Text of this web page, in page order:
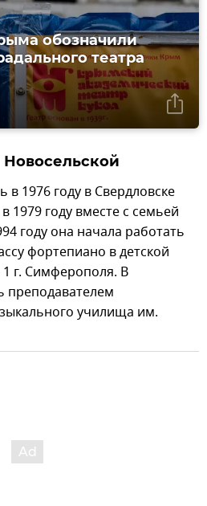
обозначили
театра
в 1976 году в Свердловске
1979 году вместе с семьей
году она начала работать
фортепиано в детской
г. Симферополя. В
преподавателем
училища им.